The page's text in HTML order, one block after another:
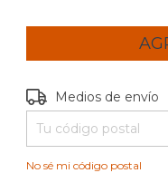
Entregas para el CP:
Medios de envío
No sé mi código postal